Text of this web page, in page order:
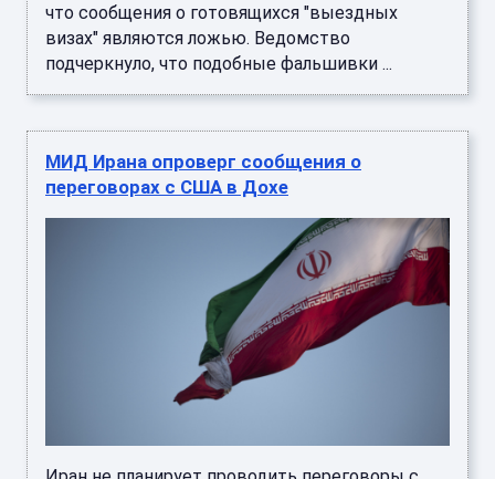
что сообщения о готовящихся "выездных
визах" являются ложью. Ведомство
подчеркнуло, что подобные фальшивки ...
МИД Ирана опроверг сообщения о
переговорах с США в Дохе